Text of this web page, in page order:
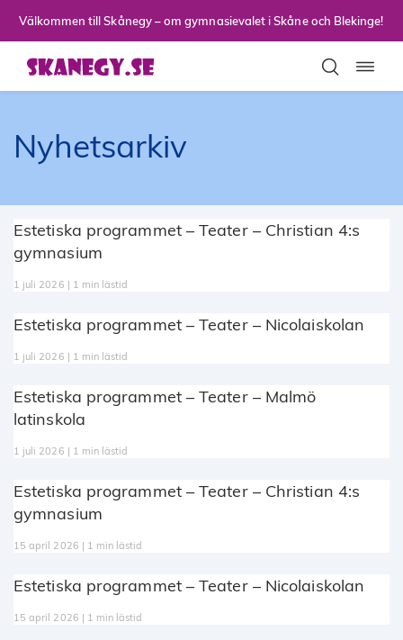
Välkommen till Skånegy – om gymnasievalet i Skåne och Blekinge!
Nyhetsarkiv
Estetiska programmet – Teater – Christian 4:s
gymnasium
1 juli 2026 | 1 min lästid
Estetiska programmet – Teater – Nicolaiskolan
1 juli 2026 | 1 min lästid
Estetiska programmet – Teater – Malmö
latinskola
1 juli 2026 | 1 min lästid
Estetiska programmet – Teater – Christian 4:s
gymnasium
15 april 2026 | 1 min lästid
Estetiska programmet – Teater – Nicolaiskolan
15 april 2026 | 1 min lästid